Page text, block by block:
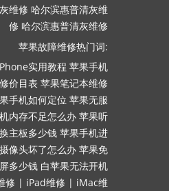
维修 哈尔滨惠普清灰维
修 哈尔滨惠普清灰维修
苹果故障维修热门词:
实用教程 苹果手机
价目表 苹果笔记本维修
手机如何定位 苹果无服
内存不足怎么办 苹果听
主板多少钱 苹果手机进
像头坏了怎么办 苹果免
多少钱 白苹果无法开机
修 | iPad维修 | iMac维